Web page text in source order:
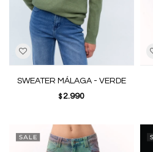
SWEATER MÁLAGA - VERDE
$2.990